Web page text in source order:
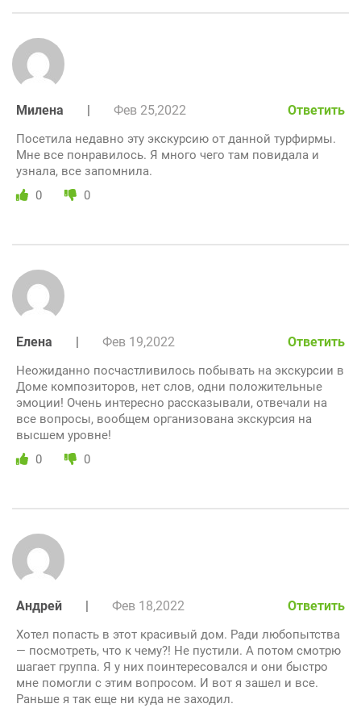
Милена | Фев 25,2022 Ответить
Посетила недавно эту экскурсию от данной турфирмы.
Мне все понравилось. Я много чего там повидала и
узнала, все запомнила.
0
0
Елена | Фев 19,2022 Ответить
Неожиданно посчастливилось побывать на экскурсии в
Доме композиторов, нет слов, одни положительные
эмоции! Очень интересно рассказывали, отвечали на
все вопросы, вообщем организована экскурсия на
высшем уровне!
0
0
Андрей | Фев 18,2022 Ответить
Хотел попасть в этот красивый дом. Ради любопытства
— посмотреть, что к чему?! Не пустили. А потом смотрю
шагает группа. Я у них поинтересовался и они быстро
мне помогли с этим вопросом. И вот я зашел и все.
Раньше я так еще ни куда не заходил.